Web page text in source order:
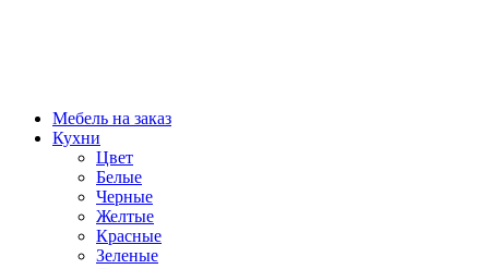
Мебель на заказ
Кухни
Цвет
Белые
Черные
Желтые
Красные
Зеленые